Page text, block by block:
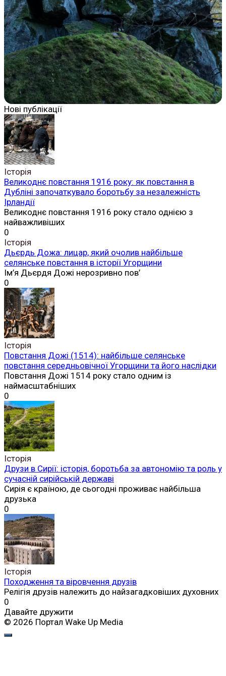
Нові публікації
Історія
Великоднє повстання 1916 року: як повстання в
Дубліні започаткувало боротьбу за незалежність
Ірландії
Великоднє повстання 1916 року стало однією з
найважливіших
0
Історія
Дьєрдь Дожа: лицар, який очолив найбільше
селянське повстання в історії Угорщини
Ім’я Дьєрдя Дожі нерозривно пов’
0
Історія
Повстання Дожі (1514): найбільше селянське
повстання середньовічної Угорщини та його наслідки
Повстання Дожі 1514 року стало одним із
наймасштабніших
0
Історія
Друзи в Сирії: історія, боротьба за автономію та роль у
сучасній сирійській державі
Сирія є країною, де сьогодні проживає найбільша
друзька
0
Історія
Походження та віровчення друзів
Релігія друзів належить до найзагадковіших духовних
0
Давайте дружити
© 2026 Портал Wake Up Media